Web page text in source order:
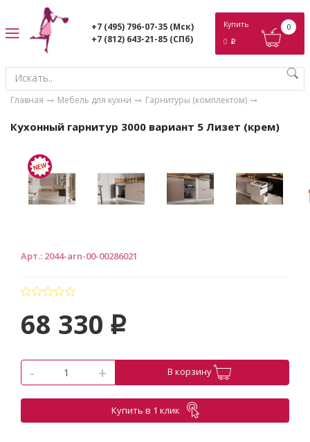
+7 (495) 796-07-35 (Мск)
+7 (812) 643-21-85 (СПб)
Купить
0 p
0
Главная Мебель для кухни Гарнитуры (комплектом)
Кухонный гарнитур 3000 вариант 5 Лизет (крем)
Арт.: 2044-arn-00-00286021
68 330 p
- + В корзину
Купить в 1 клик